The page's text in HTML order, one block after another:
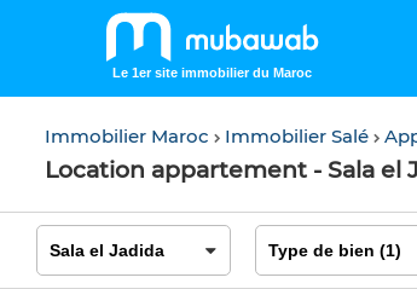
Le 1er site immobilier du Maroc
Immobilier Maroc Immobilier Salé
Location appartement - Sala el